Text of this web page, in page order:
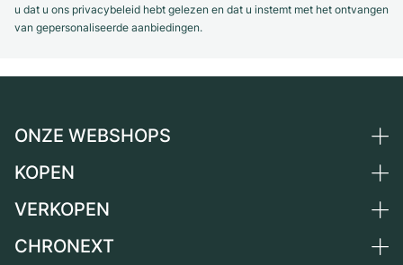
u dat u ons privacybeleid hebt gelezen en dat u instemt met het ontvangen
van gepersonaliseerde aanbiedingen.
ONZE WEBSHOPS
Duitsland
Zwitserland
KOPEN
Alle luxe horloges
VERKOPEN
Horloge verkopen
CHRONEXT